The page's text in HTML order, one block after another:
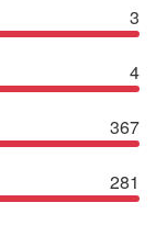
3
4
367
281